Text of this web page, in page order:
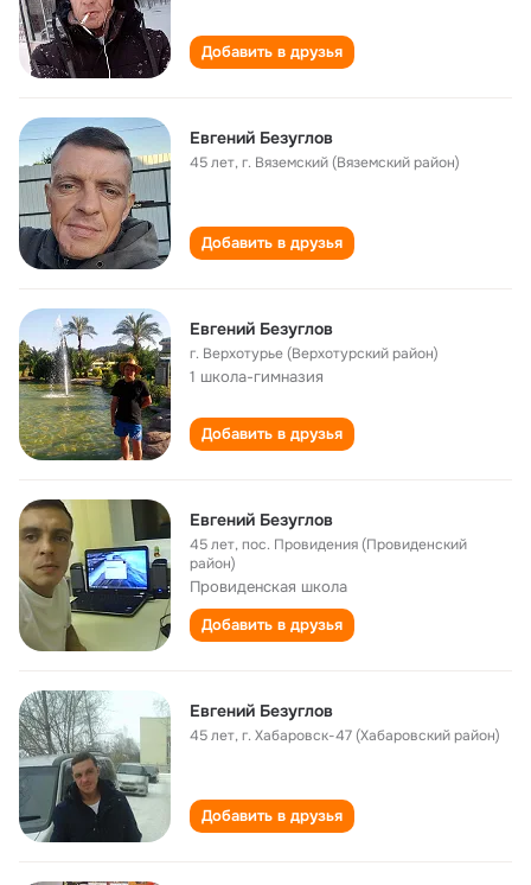
Добавить в друзья
Евгений Безуглов
45 лет,г. Вяземский (Вяземский район)
Добавить в друзья
Евгений Безуглов
г. Верхотурье (Верхотурский район)
1 школа-гимназия
Добавить в друзья
Евгений Безуглов
45 лет,пос. Провидения (Провиденский
район)
Провиденская школа
Добавить в друзья
Евгений Безуглов
45 лет,г. Хабаровск-47 (Хабаровский район)
Добавить в друзья